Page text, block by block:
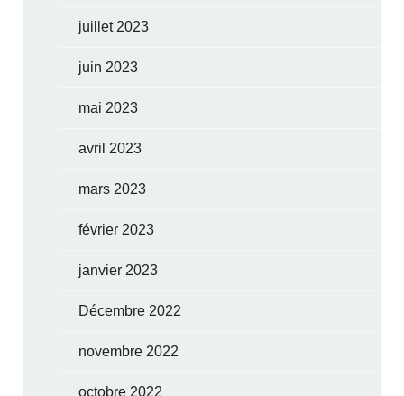
juillet 2023
juin 2023
mai 2023
avril 2023
mars 2023
février 2023
janvier 2023
Décembre 2022
novembre 2022
octobre 2022